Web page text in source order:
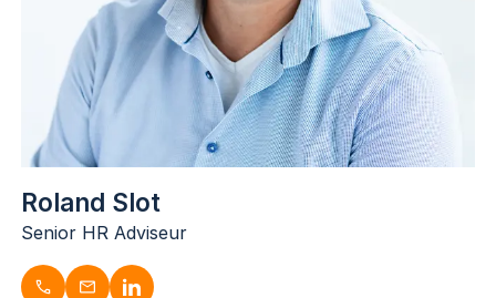
Roland Slot
Senior HR Adviseur